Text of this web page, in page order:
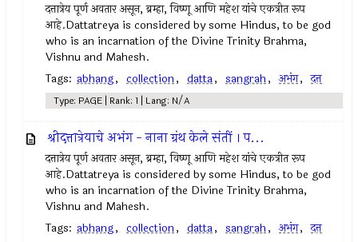
दत्तात्रेय पूर्ण अवतार असून, ब्रम्हा, विष्णू आणि महेश यांचे एकत्रीत रूप
आहे.Dattatreya is considered by some Hindus, to be god
who is an incarnation of the Divine Trinity Brahma,
Vishnu and Mahesh.
Tags: abhang, collection, datta, sangrah, अभंग, दत्त
Type: PAGE | Rank: 1 | Lang: N/A
श्रीदत्तात्रेयाचे अभंग - नाना ग्रंथ केले संतीं । प...
दत्तात्रेय पूर्ण अवतार असून, ब्रम्हा, विष्णू आणि महेश यांचे एकत्रीत रूप
आहे.Dattatreya is considered by some Hindus, to be god
who is an incarnation of the Divine Trinity Brahma,
Vishnu and Mahesh.
Tags: abhang, collection, datta, sangrah, अभंग, दत्त